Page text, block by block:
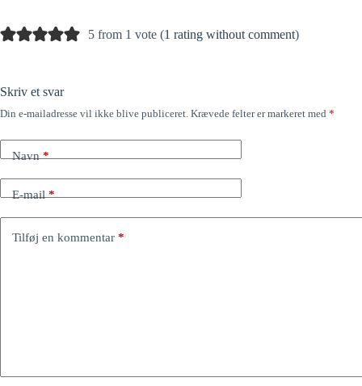
5 from 1 vote (1 rating without comment)
Skriv et svar
Din e-mailadresse vil ikke blive publiceret. Krævede felter er markeret med *
Navn*
E-mail*
Tilføj en kommentar *